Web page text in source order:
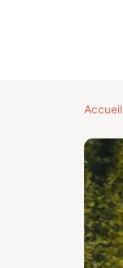
Accueil